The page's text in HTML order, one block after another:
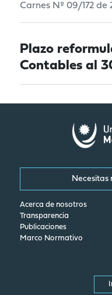
Carnes Nº 09/172 de
Plazo
Contables al
Necesitas
Acerca de nosotros
Transparencia
Publicaciones
Marco Normativo